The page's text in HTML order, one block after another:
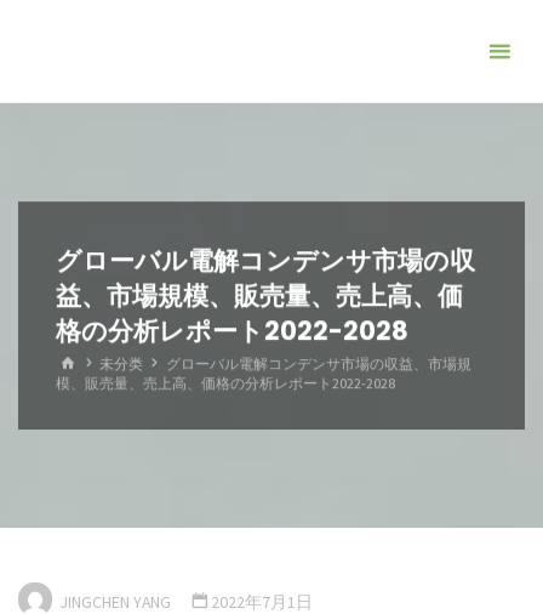
グローバル電解コンデンサ市場の収
益、市場規模、販売量、売上高、価
格の分析レポート2022-2028
ホ
ー
未分类
グローバル電解コンデンサ市場の収益、市場規
模、販売量、売上高、価格の分析レポート2022-2028
JINGCHEN YANG 2022年7月1日